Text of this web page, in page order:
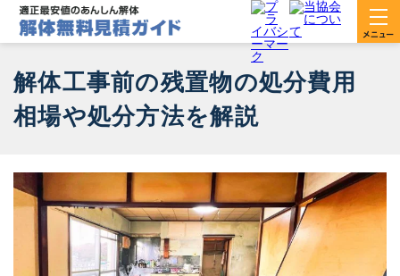
解体工事前の残置物の処分費用
相場や処分方法を解説